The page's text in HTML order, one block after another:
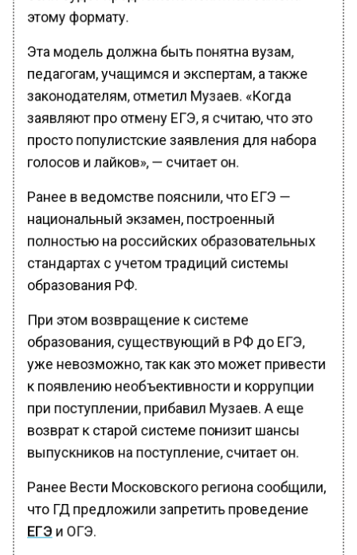
этому формату.
Эта модель должна быть понятна вузам,
педагогам, учащимся и экспертам, а также
законодателям, отметил Музаев. «Когда
заявляют про отмену ЕГЭ, я считаю, что это
просто популистские заявления для набора
голосов и лайков», — считает он.
Ранее в ведомстве пояснили, что ЕГЭ —
национальный экзамен, построенный
полностью на российских образовательных
стандартах с учетом традиций системы
образования РФ.
При этом возвращение к системе
образования, существующий в РФ до ЕГЭ,
уже невозможно, так как это может привести
к появлению необъективности и коррупции
при поступлении, прибавил Музаев. А еще
возврат к старой системе понизит шансы
выпускников на поступление, считает он.
Ранее Вести Московского региона сообщили,
что ГД предложили запретить проведение
ЕГЭи ОГЭ.